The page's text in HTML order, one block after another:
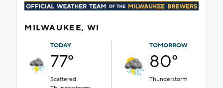
MILWAUKEE, WI
TODAY
77°
Scattered
TOMORROW
80°
Thunderstorm